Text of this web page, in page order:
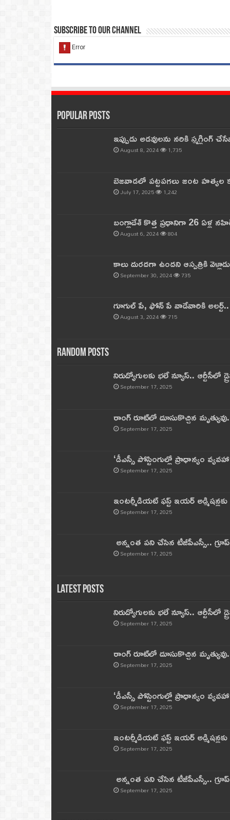
Subscribe to our Channel
Popular Posts
ఇప్పుడు అడవులను నరికి
August 8, 2024 1,735
బెజవాడలో పట్టపగలు జంట
July 17, 2025 1,242
బంగ్లాదేశ్ కొత్త ప్రధానిగా 26 ఏళ్ల
August 6, 2024 804
కాలు దురదగా ఉందని ఆస్పత్రికి
September 30, 2024 735
గూగుల్ పే, ఫోన్ పే వాడేవారికి
August 3, 2024 715
Random Posts
నిరుద్యోగులకు భలే న్యూస్.. ఆర్టీసీలో
September 17, 2025
రాంగ్ రూట్‌లో దూసుకొచ్చిన
September 17, 2025
‘డీఎస్సీ పోస్టింగుల్లో ప్రాధాన్యం
September 17, 2025
ఇంటర్మీడియట్ ఫస్ట్‌ ఇయర్‌
September 17, 2025
అన్నంత పని చేసిన టీజీపీఎస్సీ..
September 17, 2025
Latest Posts
నిరుద్యోగులకు భలే న్యూస్.. ఆర్టీసీలో
September 17, 2025
రాంగ్ రూట్‌లో దూసుకొచ్చిన
September 17, 2025
‘డీఎస్సీ పోస్టింగుల్లో ప్రాధాన్యం
September 17, 2025
ఇంటర్మీడియట్ ఫస్ట్‌ ఇయర్‌
September 17, 2025
అన్నంత పని చేసిన టీజీపీఎస్సీ..
September 17, 2025